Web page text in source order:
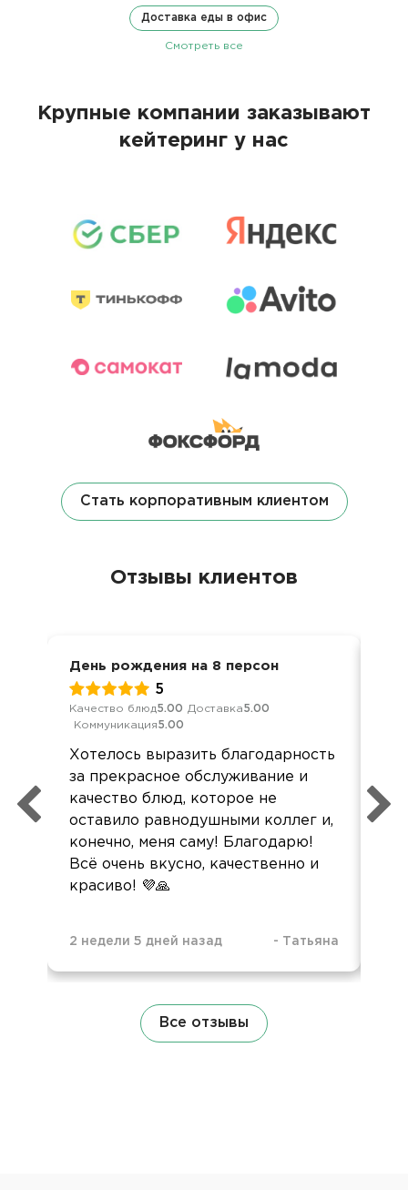
Доставка еды в офис
Смотреть все
Крупные компании заказывают
кейтеринг у нас
Стать корпоративным клиентом
Отзывы клиентов
День рождения на 8 персон
5
Качество блюд5.00 Доставка5.00
Коммуникация5.00
Хотелось выразить благодарность
за прекрасное обслуживание и
качество блюд, которое не
оставило равнодушными коллег и,
конечно, меня саму! Благодарю!
Всё очень вкусно, качественно и
красиво! 💜🙏
2 недели 5 дней назад - Татьяна
Все отзывы